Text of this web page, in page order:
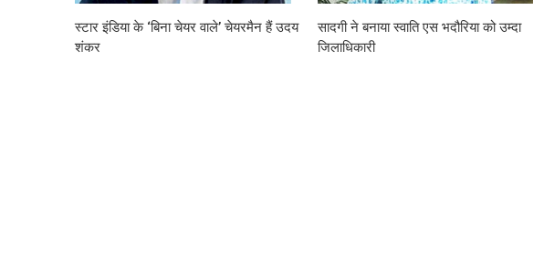
स्टार इंडिया के ‘बिना चेयर वाले’ चेयरमैन हैं उदय
शंकर
सादगी ने बनाया स्वाति एस भदौरिया को उम्दा
जिलाधिकारी